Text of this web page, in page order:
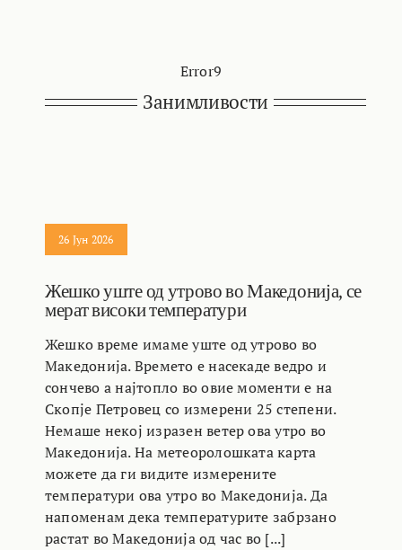
Error9
Занимливости
26 Јун 2026
Жешко уште од утрово во Македонија, се
мерат високи температури
Жешко време имаме уште од утрово во
Македонија. Времето е насекаде ведро и
сончево а најтопло во овие моменти е на
Скопје Петровец со измерени 25 степени.
Немаше некој изразен ветер ова утро во
Македонија. На метеоролошката карта
можете да ги видите измерените
температури ова утро во Македонија. Да
напоменам дека температурите забрзано
растат во Македонија од час во [...]